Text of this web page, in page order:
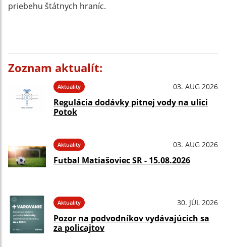
priebehu štátnych hraníc.
Zoznam aktualít:
Aktuality 03. AUG 2026
Regulácia dodávky pitnej vody na ulici
Potok
Aktuality 03. AUG 2026
Futbal Matiašoviec SR - 15.08.2026
Aktuality 30. JÚL 2026
Pozor na podvodníkov vydávajúcich sa
za policajtov